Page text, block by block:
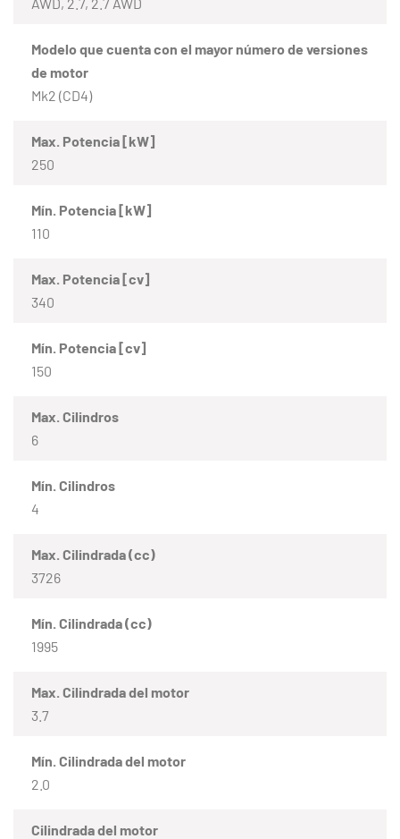
Modelo que cuenta con el mayor número de versiones
de motor
Mk2 (CD4)
Max. Potencia [kW]
250
Mín. Potencia [kW]
110
Max. Potencia [cv]
340
Mín. Potencia [cv]
150
Max. Cilindros
6
Mín. Cilindros
4
Max. Cilindrada (cc)
3726
Mín. Cilindrada (cc)
1995
Max. Cilindrada del motor
3.7
Mín. Cilindrada del motor
2.0
Cilindrada del motor